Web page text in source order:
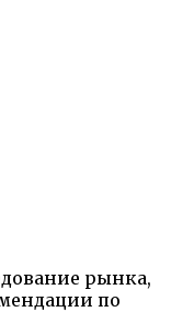
рынка,
по